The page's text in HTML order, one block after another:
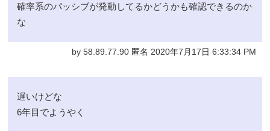
確率系のパッシブが発動してるかどうかも確認できるのか
な
by 58.89.77.90 匿名 2020年7月17日 6:33:34 PM
遅いけどな
6年目でようやく